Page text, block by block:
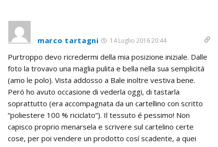
marco tartagni 14 Luglio 2016 20:44
Purtroppo devo ricredermi della mia posizione iniziale. Dalle
foto la trovavo una maglia pulita e bella nella sua semplicitá
(amo le polo). Vista addosso a Bale inoltre vestiva bene.
Peró ho avuto occasione di vederla oggi, di tastarla
soprattutto (era accompagnata da un cartellino con scritto
“poliestere 100 % riciclato”). Il tessuto é pessimo! Non
capisco proprio menarsela e scrivere sul cartelino certe
cose, per poi vendere un prodotto cosí scadente, a quei